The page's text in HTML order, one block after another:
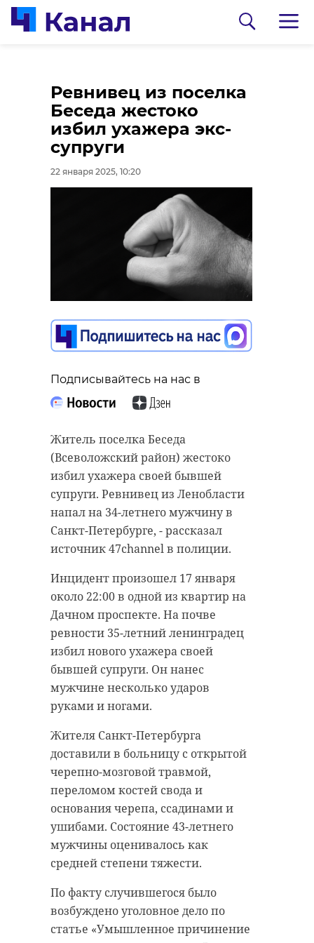
Ревнивец из поселка
Беседа жестоко
избил ухажера экс-
супруги
22 января 2025, 10:20
Подписывайтесь на нас в
Житель поселка Беседа
(Всеволожский район) жестоко
избил ухажера своей бывшей
супруги. Ревнивец из Ленобласти
напал на 34-летнего мужчину в
Санкт-Петербурге, - рассказал
источник 47channel в полиции.
Инцидент произошел 17 января
около 22:00 в одной из квартир на
Дачном проспекте. На почве
ревности 35-летний ленинградец
избил нового ухажера своей
бывшей супруги. Он нанес
мужчине несколько ударов
руками и ногами.
Жителя Санкт-Петербурга
доставили в больницу с открытой
черепно-мозговой травмой,
переломом костей свода и
основания черепа, ссадинами и
ушибами. Состояние 43-летнего
мужчины оценивалось как
средней степени тяжести.
По факту случившегося было
возбуждено уголовное дело по
статье «Умышленное причинение
Двое жителей
Приозерска избили и
ограбили знакомого
кладовщика
22 января 2025, 09:56
Подписывайтесь на нас в
Сотрудники полиции задержали
двух жителей Приозерска
(Ленинградская область).
Мужчины ограбили и избили
знакомого кладовщика во время
совместного застолья в Санкт-
Петербурге.
Преступление было совершено 23
декабря 2024 года. Около 00:30 трое
мужчин распивали спиртное в
квартире 25-летнего кладовщика
на Русановской улице. После
застолья жители Приозерска
напали на своего собутыльника.
Ленинградцы нанесли удары
ногами и руками по телу
пострадавшего. Затем они
заставили мужчину перевести 100
тысяч рублей на указанный счет, -
рассказал источник 47channel.
После этого преступники
скрылись с места происшествия.
Пострадавший обратился в
больницу. У 25-летнего
петербуржца диагностировали
закрытую черепно-мозговую
0:00 / 0:00
Фото и видео: Комитет по дорожному
хозяйству Ленобласти
В Ленобласти
специалисты
обсудили
содержание дорог
22 января 2025, 09:54
Подписывайтесь на нас в
В Ленинградской области
стартовал масштабный
мониторинг зимнего содержания
дорог. Комитет по дорожному
хозяйству совместно с
"Ленавтодором" и ДРСУ провел
выездное совещание с
экспертами, чтобы определить
ключевые задачи по улучшению
уборки дорог.
Для оценки состояния дорожной
инфраструктуры была создана
рабочая группа, включающая
специалистов и экспертов.
Председатель Комитета Денис
Седов лично проверил технику и
провел инспекцию на объектах,
включая мосты у санатория
Сярьги и станции Ламбери.
Основные задачи мониторинга –
оценка запасов
противогололедных и горюче-